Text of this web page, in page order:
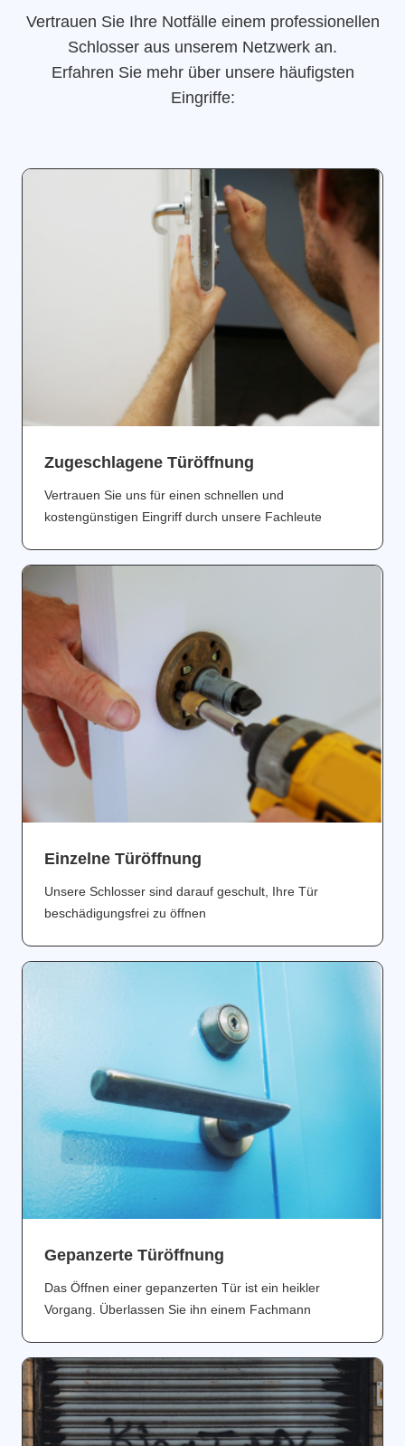
Vertrauen Sie Ihre Notfälle einem professionellen
Schlosser aus unserem Netzwerk an.
Erfahren Sie mehr über unsere häufigsten
Eingriffe:
Zugeschlagene Türöffnung
Vertrauen Sie uns für einen schnellen und
kostengünstigen Eingriff durch unsere Fachleute
Einzelne Türöffnung
Unsere Schlosser sind darauf geschult, Ihre Tür
beschädigungsfrei zu öffnen
Gepanzerte Türöffnung
Das Öffnen einer gepanzerten Tür ist ein heikler
Vorgang. Überlassen Sie ihn einem Fachmann